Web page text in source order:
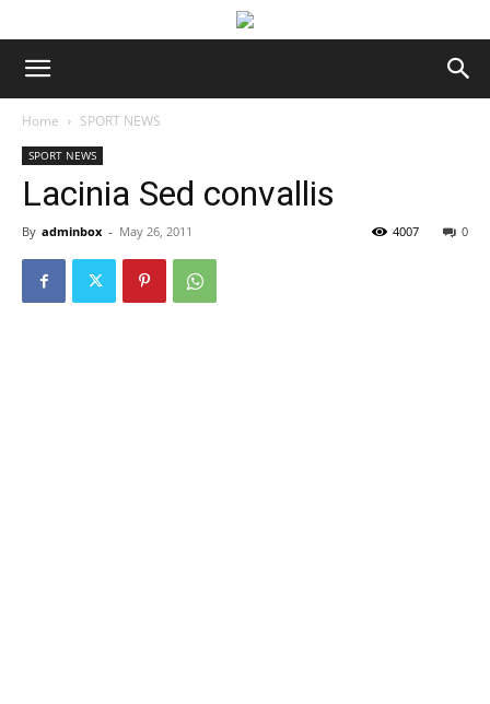
Home SPORT NEWS
SPORT NEWS
Lacinia Sed convallis
By adminbox - May 26, 2011 0
4007